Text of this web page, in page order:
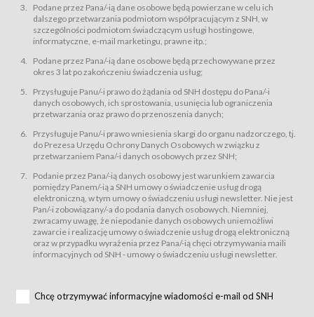
świadczy Usługi drogą elektroniczną w rozumieniu ustawy z dnia 18 lipca
2002 r. o świadczeniu usług drogą elektroniczną (Dz.U. z 2002 r., Nr 144, poz.
1204, z późń. zm.). Usługi świadczone są nieodpłatnie.
usługę przeglądania i odczytywania przez Usługobiorców materiałów
zamieszczanych w Serwisie,
usługę utrzymywania konta użytkownika w Serwisie,
usługę newsletter,
usługę zawierania na odległość umów nabycia Karnetów i Biletów,
usługę zawierania na odległość umów sprzedaży w Sklepie.
dnia 18 lipca 2002 r. o świadczeniu usług drogą elektroniczną (Dz.U. z 2002
r., Nr 144, poz. 1204, z późń. zm.). Usługi świadczone są nieodpłatnie.
Na zasadach określonych w Regulaminie dostęp do Serwisu jest otwarty dla
Usługobiorca przed rozpoczęciem korzystania z Serwisu jest zobowiązany
zapoznać się z Regulaminem. Założenie konta w Serwisie oraz zamówienie
usługi newsletter za pośrednictwem przeznaczonego do tego formularza
zamieszczonego na stronach Serwisu dostępnych dla wszystkich
Usługobiorców wymaga akceptacji postanowień Regulaminu.
Usługobiorca zobowiązany jest do przestrzegania postanowień Regulaminu
od chwili rozpoczęcia korzystania z Serwisu.
Regulamin jest udostępniony Usługobiorcom nieodpłatnie za
Warunki techniczne korzystania z Usług
Podane przez Pana/-ią dane osobowe będą powierzane w celu ich
dalszego przetwarzania podmiotom współpracującym z SNH, w
szczególności podmiotom świadczącym usługi hostingowe,
informatyczne, e-mail marketingu, prawne itp.;
Podane przez Pana/-ią dane osobowe będą przechowywane przez
okres 3 lat po zakończeniu świadczenia usług;
Przysługuje Panu/-i prawo do żądania od SNH dostępu do Pana/-i
danych osobowych, ich sprostowania, usunięcia lub ograniczenia
przetwarzania oraz prawo do przenoszenia danych;
Przysługuje Panu/-i prawo wniesienia skargi do organu nadzorczego, tj.
do Prezesa Urzędu Ochrony Danych Osobowych w związku z
przetwarzaniem Pana/-i danych osobowych przez SNH;
Podanie przez Pana/-ią danych osobowy jest warunkiem zawarcia
pomiędzy Panem/-ią a SNH umowy o świadczenie usług drogą
elektroniczną, w tym umowy o świadczeniu usługi newsletter. Nie jest
Pan/-i zobowiązany/-a do podania danych osobowych. Niemniej,
zwracamy uwagę, że niepodanie danych osobowych uniemożliwi
zawarcie i realizację umowy o świadczenie usług drogą elektroniczną
oraz w przypadku wyrażenia przez Pana/-ią chęci otrzymywania maili
informacyjnych od SNH - umowy o świadczeniu usługi newsletter.
Chcę otrzymywać informacyjne wiadomości e-mail od SNH